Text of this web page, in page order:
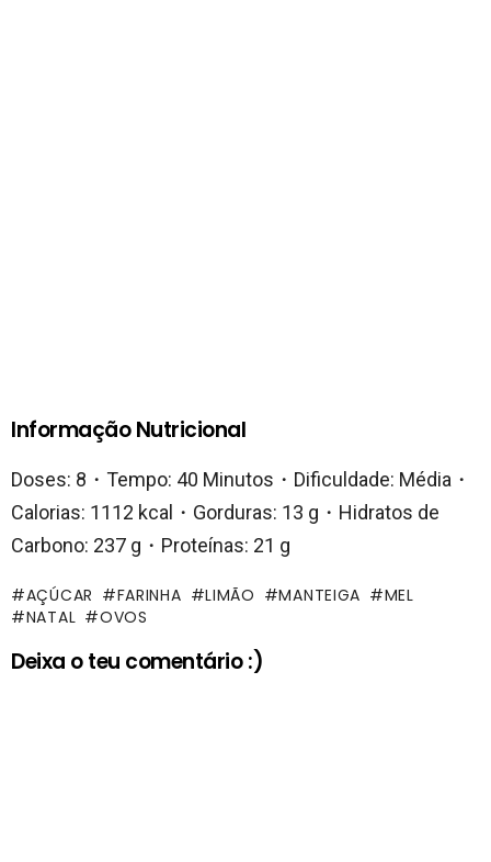
Informação Nutricional
Doses: 8・Tempo: 40 Minutos・Dificuldade: Média・
Calorias: 1112 kcal・Gorduras: 13 g・Hidratos de
Carbono: 237 g・Proteínas: 21 g
AÇÚCAR FARINHA LIMÃO MANTEIGA
MEL
NATAL
OVOS
Deixa o teu comentário :)